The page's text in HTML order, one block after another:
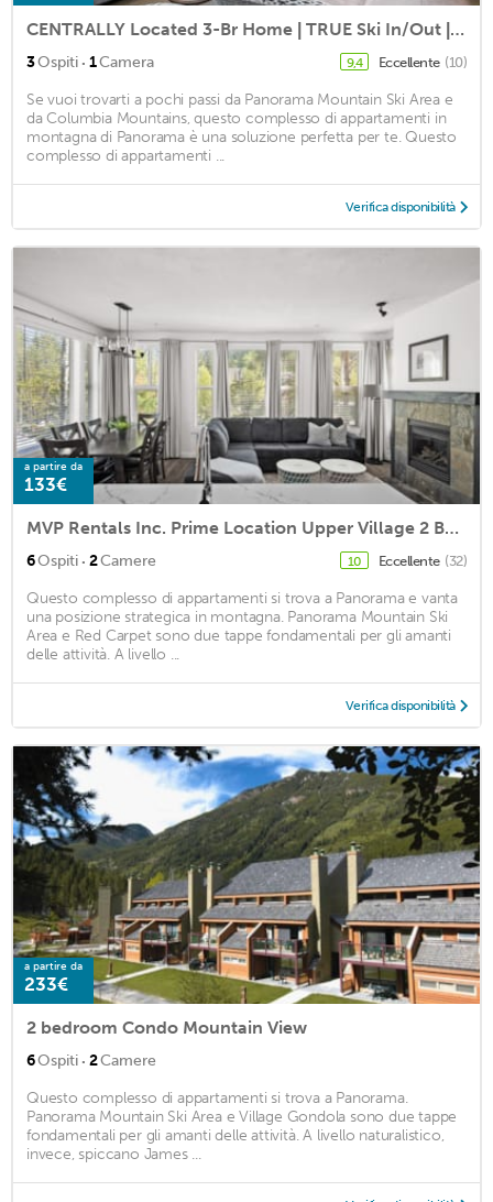
CENTRALLY Located 3-Br Home | TRUE Ski In/Out | FREE access to Pools & Hot Tubs
3Ospiti · 1Camera 9,4 Eccellente (10)
Se vuoi trovarti a pochi passi da Panorama Mountain Ski Area e
da Columbia Mountains, questo complesso di appartamenti in
montagna di Panorama è una soluzione perfetta per te. Questo
complesso di appartamenti ...
Verifica disponibilità
a partire da
133€
MVP Rentals Inc. Prime Location Upper Village 2 Bedroom Condo.
6Ospiti · 2Camere 10 Eccellente (32)
Questo complesso di appartamenti si trova a Panorama e vanta
una posizione strategica in montagna. Panorama Mountain Ski
Area e Red Carpet sono due tappe fondamentali per gli amanti
delle attività. A livello ...
Verifica disponibilità
a partire da
233€
2 bedroom Condo Mountain View
6Ospiti · 2Camere
Questo complesso di appartamenti si trova a Panorama.
Panorama Mountain Ski Area e Village Gondola sono due tappe
fondamentali per gli amanti delle attività. A livello naturalistico,
invece, spiccano James ...